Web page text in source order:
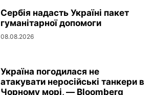
Сербія надасть Україні пакет
гуманітарної допомоги
08.08.2026
Україна погодилася не
атакувати неросійські танкери в
Чорному морі, — Bloomberg